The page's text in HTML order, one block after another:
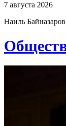
7 августа 2026
Наиль Байназаров